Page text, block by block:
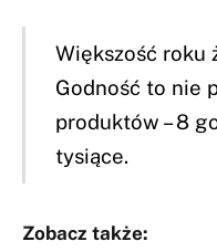
Większość roku
Godność to nie
produktów – 8
tysiące.
Zobacz także: